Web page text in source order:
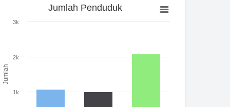
Jumlah Penduduk
The chart has 1 X axis displaying categories.
Jumlah
Jumlah Penduduk
1k
2k
3k